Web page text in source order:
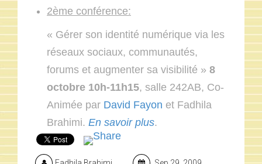
2ème conférence:
« Gérer son identité numérique via les
réseaux sociaux, communautés,
forums et augmenter sa visibilité » 8
octobre 10h-11h15, salle 242AB, Co-
Animée par David Fayon et Fadhila
Brahimi. En savoir plus.